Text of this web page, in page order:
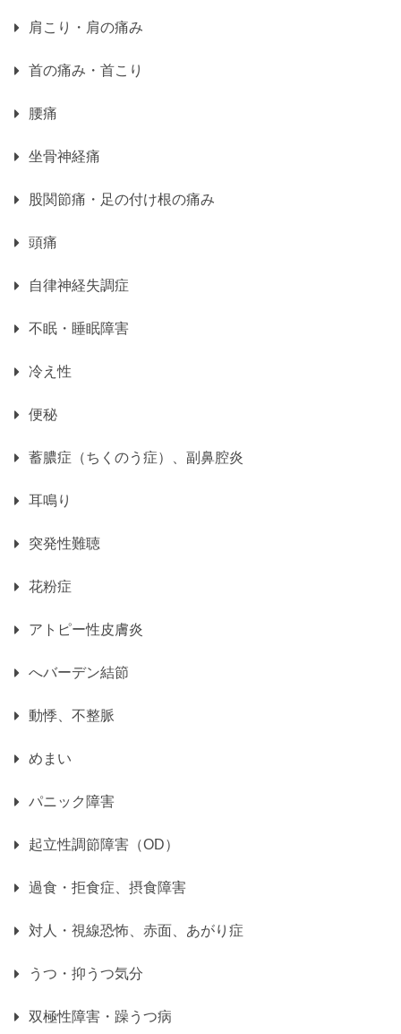
肩こり・肩の痛み
首の痛み・首こり
腰痛
坐骨神経痛
股関節痛・足の付け根の痛み
頭痛
自律神経失調症
不眠・睡眠障害
冷え性
便秘
蓄膿症（ちくのう症）、副鼻腔炎
耳鳴り
突発性難聴
花粉症
アトピー性皮膚炎
へバーデン結節
動悸、不整脈
めまい
パニック障害
起立性調節障害（OD）
過食・拒食症、摂食障害
対人・視線恐怖、赤面、あがり症
うつ・抑うつ気分
双極性障害・躁うつ病